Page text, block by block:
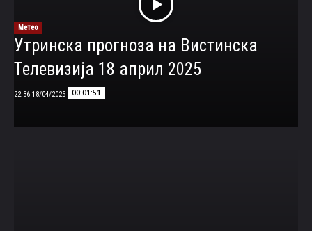
Метео
Утринска прогноза на Вистинска
Телевизија 18 април 2025
00:01:51
18/04/2025 22:36